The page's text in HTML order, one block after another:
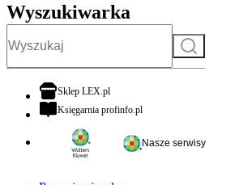
Wyszukiwarka
Szukaj
Sklep LEX.plotwiera się w nowej karcie
Księgarnia profinfo.plotwiera się w nowej karcie
Nasze serwisy